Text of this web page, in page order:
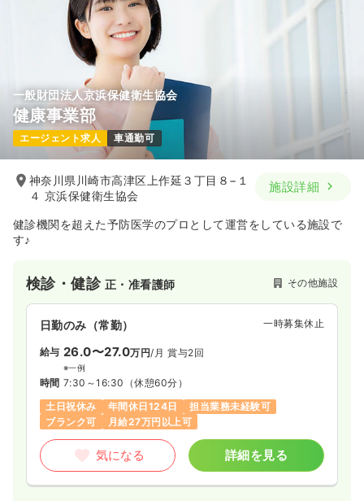
一般財団法人京浜保健衛生協会
健康事業部
エージェント求人 車通勤可
神奈川県川崎市高津区上作延３丁目８−１
４ 京浜保健衛生協会
施設詳細
健診機関を超えた予防医学のプロとして運営をしている施設で
す♪
検診・健診 正・准看護師 その他施設
日勤のみ（常勤） 一時募集休止
給与 26.0〜27.0万円/月 賞与2回
※一例
時間 7:30～16:30 （休憩60分）
土日祝休み
年間休日124日
担当業務未経験可
ブランク可
月給27万円以上可
気になる 詳細を見る